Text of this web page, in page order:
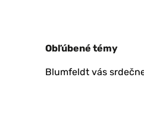
Obľúbené témy
Blumfeldt vás